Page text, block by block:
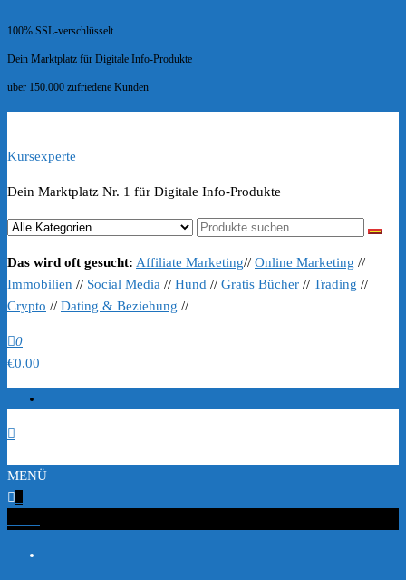
100% SSL-verschlüsselt
Dein Marktplatz für Digitale Info-Produkte
über 150.000 zufriedene Kunden
Kursexperte
Dein Marktplatz Nr. 1 für Digitale Info-Produkte
Das wird oft gesucht: Affiliate Marketing// Online Marketing //
Immobilien // Social Media // Hund // Gratis Bücher // Trading //
Crypto // Dating & Beziehung //
0
€0.00
MENÜ